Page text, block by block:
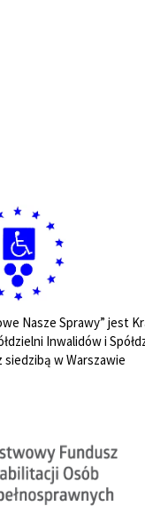
Nasze Sprawy” jest
Inwalidów i
siedzibą w Warszawie